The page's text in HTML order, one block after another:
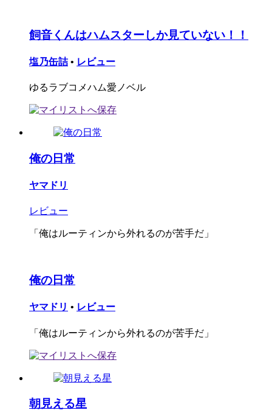
飼音くんはハムスターしか見ていない！！
塩乃缶詰 • レビュー
ゆるラブコメハム愛ノベル
俺の日常
ヤマドリ
レビュー
「俺はルーティンから外れるのが苦手だ」
俺の日常
ヤマドリ • レビュー
「俺はルーティンから外れるのが苦手だ」
朝見える星